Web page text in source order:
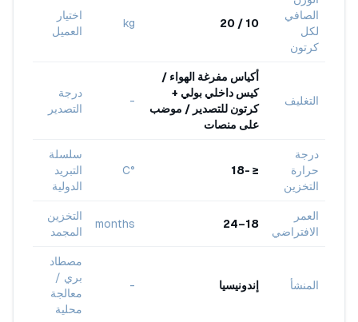
الصافي
لكل
كرتون
10 / 20
kg
اختيار
العميل
التغليف
أكياس مفرغة الهواء /
كيس داخلي بولي +
كرتون للتصدير / موضب
على منصات
-
درجة
التصدير
درجة
حرارة
التخزين
≤ -18
°C
سلسلة
التبريد
الدولية
العمر
الافتراضي
18–24
months
التخزين
المجمد
المنشأ إندونيسيا -
مصطاد
بري /
معالجة
محلية